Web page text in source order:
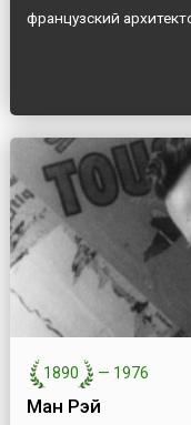
французский
1890 — 1976
Ман Рэй